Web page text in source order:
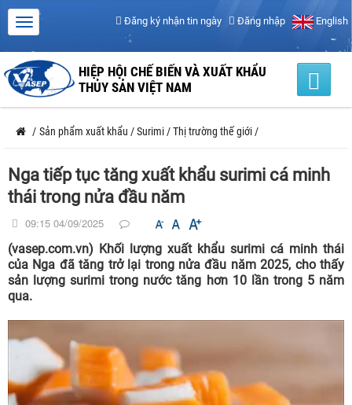
Đăng ký nhận tin ngày Đăng nhập English
HIỆP HỘI CHẾ BIẾN VÀ XUẤT KHẨU
THỦY SẢN VIỆT NAM
/ Sản phẩm xuất khẩu /Surimi /Thị trường thế giới /
Nga tiếp tục tăng xuất khẩu surimi cá minh
thái trong nửa đầu năm
09:15 04/09/2025
(vasep.com.vn) Khối lượng xuất khẩu surimi cá minh thái
của Nga đã tăng trở lại trong nửa đầu năm 2025, cho thấy
sản lượng surimi trong nước tăng hơn 10 lần trong 5 năm
qua.